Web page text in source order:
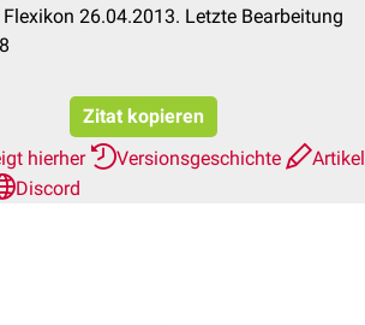
Flexikon 26.04.2013. Letzte Bearbeitung
Zitat kopieren
hierher
Versionsgeschichte
Artikel
Discord